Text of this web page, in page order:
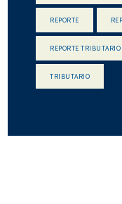
REPORTE
REPORTE TRIBUTARIO
TRIBUTARIO